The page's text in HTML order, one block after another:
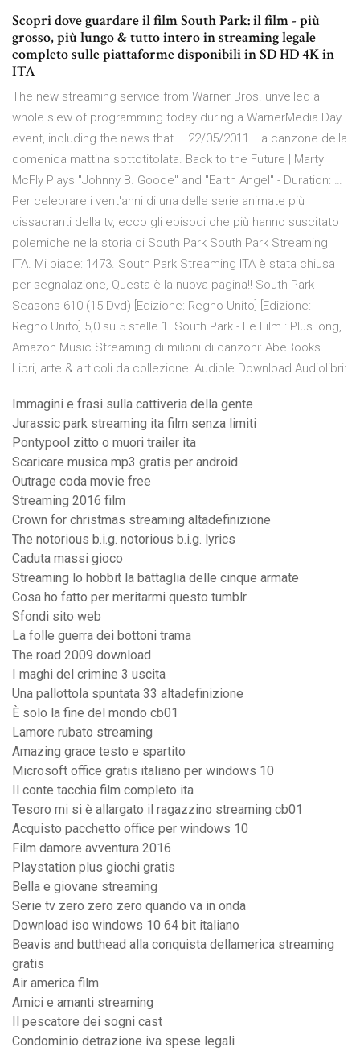
Scopri dove guardare il film South Park: il film - più
grosso, più lungo & tutto intero in streaming legale
completo sulle piattaforme disponibili in SD HD 4K in
ITA
The new streaming service from Warner Bros. unveiled a
whole slew of programming today during a WarnerMedia Day
event, including the news that … 22/05/2011 · la canzone della
domenica mattina sottotitolata. Back to the Future | Marty
McFly Plays "Johnny B. Goode" and "Earth Angel" - Duration: …
Per celebrare i vent'anni di una delle serie animate più
dissacranti della tv, ecco gli episodi che più hanno suscitato
polemiche nella storia di South Park South Park Streaming
ITA. Mi piace: 1473. South Park Streaming ITA è stata chiusa
per segnalazione, Questa è la nuova pagina!! South Park
Seasons 610 (15 Dvd) [Edizione: Regno Unito] [Edizione:
Regno Unito] 5,0 su 5 stelle 1. South Park - Le Film : Plus long,
Amazon Music Streaming di milioni di canzoni: AbeBooks
Libri, arte & articoli da collezione: Audible Download Audiolibri:
Immagini e frasi sulla cattiveria della gente
Jurassic park streaming ita film senza limiti
Pontypool zitto o muori trailer ita
Scaricare musica mp3 gratis per android
Outrage coda movie free
Streaming 2016 film
Crown for christmas streaming altadefinizione
The notorious b.i.g. notorious b.i.g. lyrics
Caduta massi gioco
Streaming lo hobbit la battaglia delle cinque armate
Cosa ho fatto per meritarmi questo tumblr
Sfondi sito web
La folle guerra dei bottoni trama
The road 2009 download
I maghi del crimine 3 uscita
Una pallottola spuntata 33 altadefinizione
È solo la fine del mondo cb01
Lamore rubato streaming
Amazing grace testo e spartito
Microsoft office gratis italiano per windows 10
Il conte tacchia film completo ita
Tesoro mi si è allargato il ragazzino streaming cb01
Acquisto pacchetto office per windows 10
Film damore avventura 2016
Playstation plus giochi gratis
Bella e giovane streaming
Serie tv zero zero zero quando va in onda
Download iso windows 10 64 bit italiano
Beavis and butthead alla conquista dellamerica streaming
gratis
Air america film
Amici e amanti streaming
Il pescatore dei sogni cast
Condominio detrazione iva spese legali